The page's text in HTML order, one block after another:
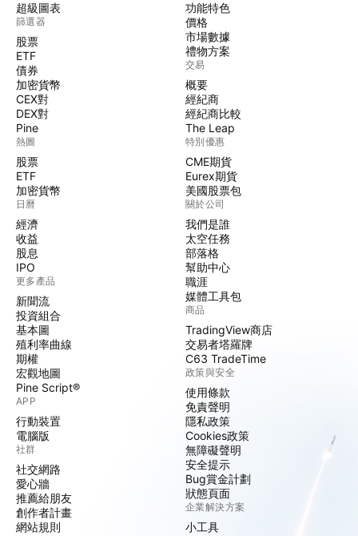
超級圖表
篩選器
股票
ETF
債券
加密貨幣
CEX對
DEX對
Pine
熱圖
股票
ETF
加密貨幣
日曆
經濟
收益
股息
IPO
更多產品
新聞流
投資組合
基本圖
殖利率曲線
期權
宏觀地圖
Pine Script®
APP
行動裝置
電腦版
社群
社交網路
愛心牆
推薦給朋友
創作者計畫
網站規則
功能特色
價格
市場數據
禮物方案
交易
概要
經紀商
經紀商比較
The Leap
特別優惠
CME期貨
Eurex期貨
美國股票包
關於公司
我們是誰
太空任務
部落格
幫助中心
職涯
媒體工具包
商品
TradingView商店
交易者塔羅牌
C63 TradeTime
政策與安全
使用條款
免責聲明
隱私政策
Cookies政策
無障礙聲明
安全提示
Bug賞金計劃
狀態頁面
企業解決方案
小工具